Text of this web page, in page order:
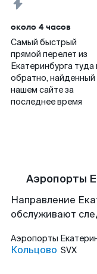
около 4 часов
Самый быстрый
прямой перелет из
Екатеринбурга туда
обратно, найденный
нашем сайте за
последнее время
Аэропорты
Направление
обслуживают
Аэропорты
Кольцово SVX